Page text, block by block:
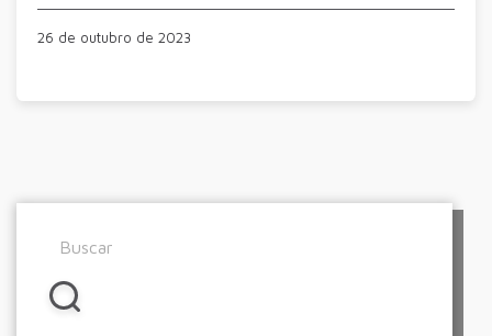
26 de outubro de 2023